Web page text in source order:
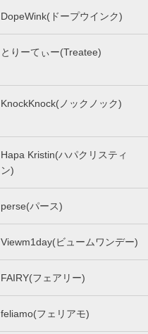
DopeWink(ドープウインク)
とりーてぃー(Treatee)
KnockKnock(ノックノック)
Hapa Kristin(ハパクリスティ
ン)
perse(パース)
Viewm1day(ビュームワンデー)
FAIRY(フェアリー)
feliamo(フェリアモ)